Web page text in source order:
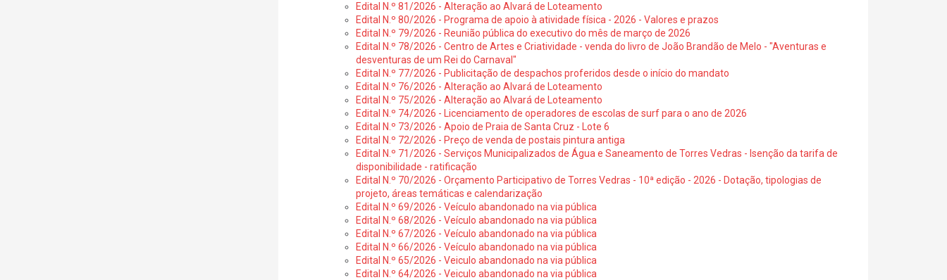
Edital N.º 81/2026 - Alteração ao Alvará de Loteamento
Edital N.º 80/2026 - Programa de apoio à atividade física - 2026 - Valores e prazos
Edital N.º 79/2026 - Reunião pública do executivo do mês de março de 2026
Edital N.º 78/2026 - Centro de Artes e Criatividade - venda do livro de João Brandão de Melo - "Aventuras e
desventuras de um Rei do Carnaval"
Edital N.º 77/2026 - Publicitação de despachos proferidos desde o início do mandato
Edital N.º 76/2026 - Alteração ao Alvará de Loteamento
Edital N.º 75/2026 - Alteração ao Alvará de Loteamento
Edital N.º 74/2026 - Licenciamento de operadores de escolas de surf para o ano de 2026
Edital N.º 73/2026 - Apoio de Praia de Santa Cruz - Lote 6
Edital N.º 72/2026 - Preço de venda de postais pintura antiga
Edital N.º 71/2026 - Serviços Municipalizados de Água e Saneamento de Torres Vedras - Isenção da tarifa de
disponibilidade - ratificação
Edital N.º 70/2026 - Orçamento Participativo de Torres Vedras - 10ª edição - 2026 - Dotação, tipologias de
projeto, áreas temáticas e calendarização
Edital N.º 69/2026 - Veículo abandonado na via pública
Edital N.º 68/2026 - Veículo abandonado na via pública
Edital N.º 67/2026 - Veículo abandonado na via pública
Edital N.º 66/2026 - Veículo abandonado na via pública
Edital N.º 65/2026 - Veiculo abandonado na via pública
Edital N.º 64/2026 - Veiculo abandonado na via pública